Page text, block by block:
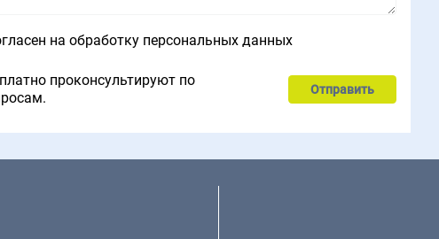
на обработку персональных данных
проконсультируют по